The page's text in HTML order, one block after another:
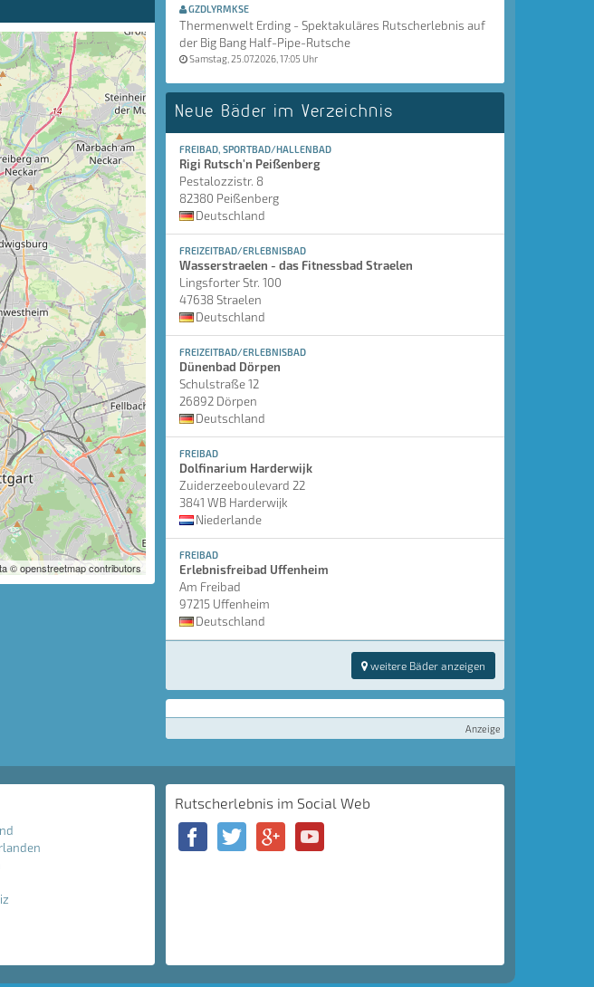
© openstreetmap contributors
GZDLYRMKSE
Thermenwelt Erding - Spektakuläres Rutscherlebnis auf
der Big Bang Half-Pipe-Rutsche
Samstag, 25.07.2026, 17:05 Uhr
Neue Bäder im Verzeichnis
FREIBAD, SPORTBAD/HALLENBAD
Rigi Rutsch'n Peißenberg
Pestalozzistr. 8
82380 Peißenberg
Deutschland
FREIZEITBAD/ERLEBNISBAD
Wasserstraelen - das Fitnessbad Straelen
Lingsforter Str. 100
47638 Straelen
Deutschland
FREIZEITBAD/ERLEBNISBAD
Dünenbad Dörpen
Schulstraße 12
26892 Dörpen
Deutschland
FREIBAD
Dolfinarium Harderwijk
Zuiderzeeboulevard 22
3841 WB Harderwijk
Niederlande
FREIBAD
Erlebnisfreibad Uffenheim
Am Freibad
97215 Uffenheim
Deutschland
weitere Bäder anzeigen
Anzeige
Rutscherlebnis im Social Web